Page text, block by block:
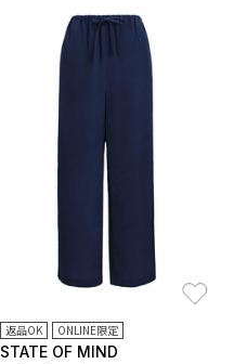
返品OK ONLINE限定
STATE OF MIND